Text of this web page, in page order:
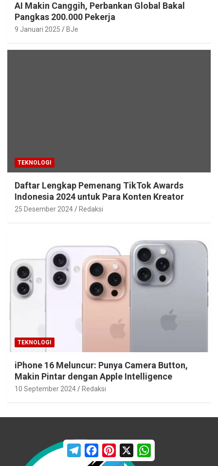
AI Makin Canggih, Perbankan Global Bakal
Pangkas 200.000 Pekerja
9 Januari 2025 BJe
TEKNOLOGI
Daftar Lengkap Pemenang TikTok Awards
Indonesia 2024 untuk Para Konten Kreator
25 Desember 2024 Redaksi
TEKNOLOGI
iPhone 16 Meluncur: Punya Camera Button,
Makin Pintar dengan Apple Intelligence
10 September 2024 Redaksi
T
c
P
n
X
a